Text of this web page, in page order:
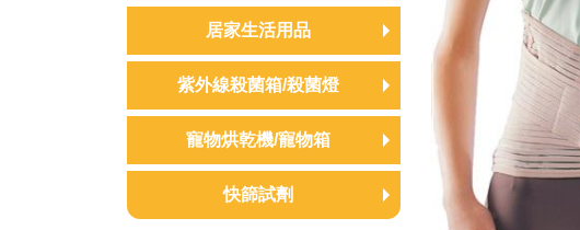
美容儀器
美髮儀器
皮膚檢測儀/燈
美容椅/工作推車
居家生活用品
旅行電爐/煮蛋器/果汁機
按摩器/肩頸腿部舒緩
手指消毒器
紫外線殺菌箱/殺菌燈
紫外線殺菌箱/殺菌燈
寵物烘乾機/寵物箱
寵物烘乾機/寵物箱
快篩試劑